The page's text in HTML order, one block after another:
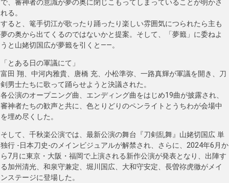
で、審神者の意識が夢の奥に閉じこもってしまっていることが明かさ
れる。
すると、篭手切江が歌ったり踊ったり楽しい雰囲気につられたら主も
夢の奥から出てくるのではないかと提案。そして、「夢籤」に委ねよ
うと山姥切国広が夢籤を引くと――。
「とある日の軍議にて」
富田 翔、中河内雅貴、唐橋 充、小松準弥、一路真輝が軍議を開き、刀
剣男士たちに歌って踊らせようと決議された。
各公演のオープニング曲、エンディング曲をはじめ19曲が披露され、
審神者たちの歓声と共に、色とりどりのペンライトとうちわが会場中
を埋め尽くした。
そして、千秋楽公演では、最新公演の舞台『刀剣乱舞』山姥切国広 単
独行 -日本刀史-のメインビジュアルが解禁され、さらに、2024年6月か
ら7月に東京・大阪・福岡で上演される新作公演が発表となり、出陣す
る加州清光、和泉守兼定、堀川国広、大和守安定、長曽祢虎徹がメイ
ンステージに登場した。